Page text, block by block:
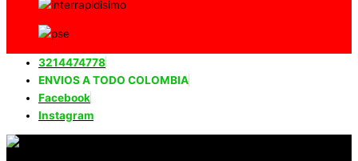
3214474778
ENVIOS A TODO COLOMBIA
Facebook
Instagram